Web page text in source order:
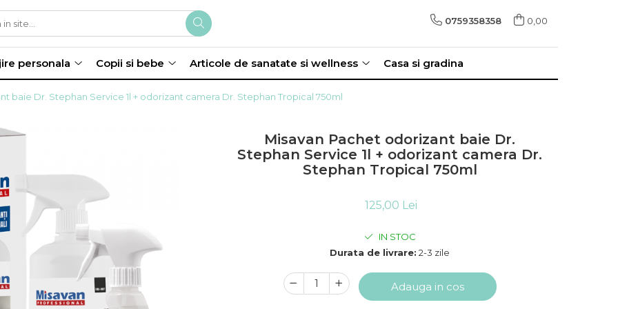
0759358358 0,00
personala Copii si bebe Articole de sanatate si wellness Casa si gradina
baie Dr. Stephan Service 1l + odorizant camera Dr. Stephan Tropical 750ml
Misavan Pachet odorizant baie Dr.
Stephan Service 1l + odorizant camera Dr.
Stephan Tropical 750ml
125,00 Lei
IN STOC
Durata de livrare: 2-3 zile
Adauga in cos